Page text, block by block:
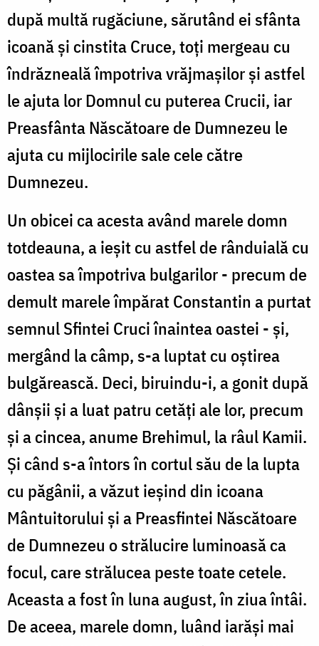
după multă rugăciune, sărutând ei sfânta
icoană și cinstita Cruce, toți mergeau cu
îndrăzneală împotriva vrăjmașilor și astfel
le ajuta lor Domnul cu puterea Crucii, iar
Preasfânta Născătoare de Dumnezeu le
ajuta cu mijlocirile sale cele către
Dumnezeu.
Un obicei ca acesta având marele domn
totdeauna, a ieșit cu astfel de rânduială cu
oastea sa împotriva bulgarilor - precum de
demult marele împărat Constantin a purtat
semnul Sfintei Cruci înaintea oastei - și,
mergând la câmp, s-a luptat cu oștirea
bulgărească. Deci, biruindu-i, a gonit după
dânșii și a luat patru cetăți ale lor, precum
și a cincea, anume Brehimul, la râul Kamii.
Și când s-a întors în cortul său de la lupta
cu păgânii, a văzut ieșind din icoana
Mântuitorului și a Preasfintei Născătoare
de Dumnezeu o strălucire luminoasă ca
focul, care strălucea peste toate cetele.
Aceasta a fost în luna august, în ziua întâi.
De aceea, marele domn, luând iarăși mai